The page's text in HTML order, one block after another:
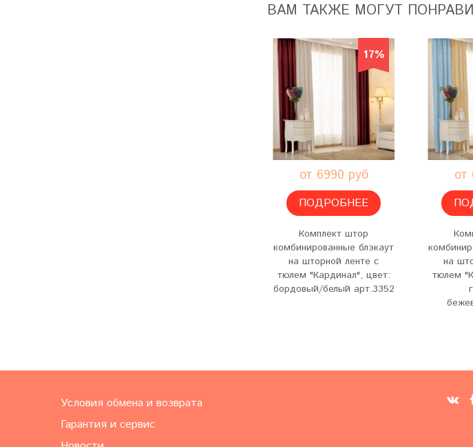
ВАМ ТАКЖЕ МОГУТ
17%
от 6990 руб
ПОДРОБНЕЕ
Комплект штор
комбинированные блэкаут
на шторной ленте с
тюлем "Кардинал", цвет:
бордовый/белый арт.3352
от
на
тюлем
Условия обмена и возврата
Гарантия и сервис